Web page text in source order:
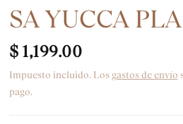
SA YUCCA
$ 1,199.00
Impuesto incluido. Los gastos de envío
pago.